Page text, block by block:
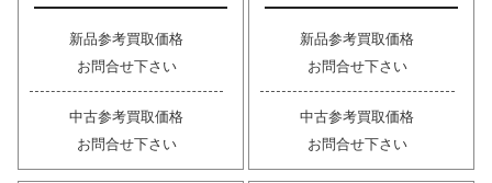
新品参考買取価格
お問合せ下さい
中古参考買取価格
お問合せ下さい
新品参考買取価格
お問合せ下さい
中古参考買取価格
お問合せ下さい